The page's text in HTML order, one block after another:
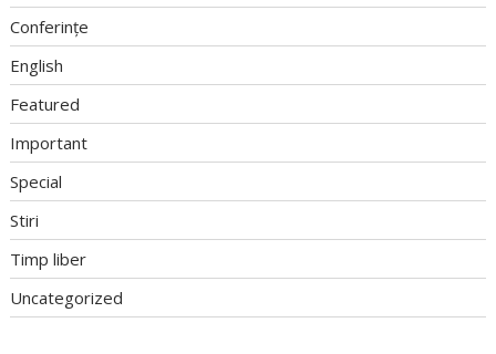
Conferințe
English
Featured
Important
Special
Stiri
Timp liber
Uncategorized